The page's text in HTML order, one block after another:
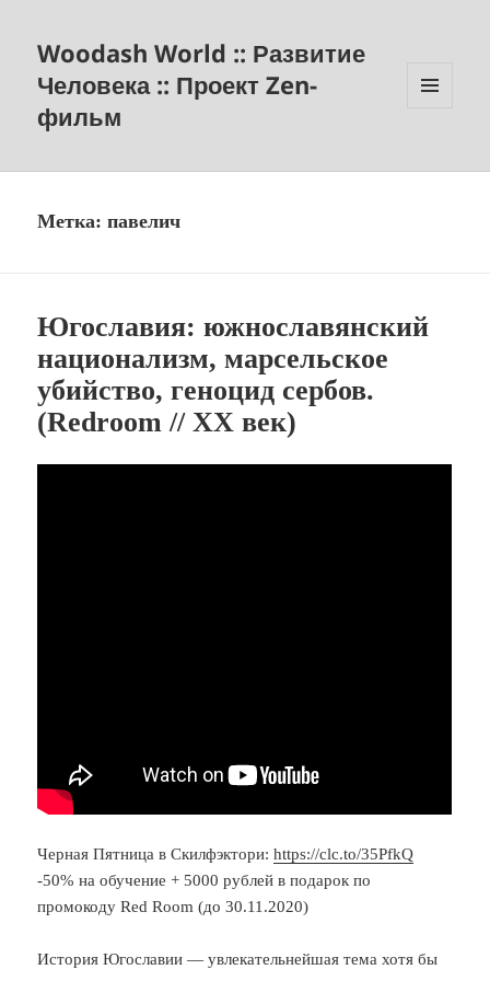
Woodash World :: Развитие
Человека :: Проект Zen-
фильм
Метка:павелич
Югославия: южнославянский
национализм, марсельское
убийство, геноцид сербов.
(Redroom // XX век)
Черная Пятница в Скилфэктори:https://clc.to/35PfkQ
-50% на обучение + 5000 рублей в подарок по
промокоду Red Room (до 30.11.2020)
История Югославии — увлекательнейшая тема хотя бы